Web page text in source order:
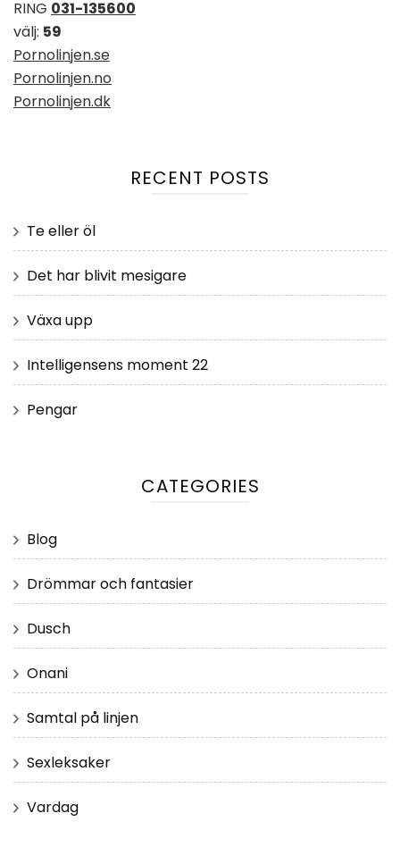
RING 031-135600
välj: 59
Pornolinjen.se
Pornolinjen.no
Pornolinjen.dk
RECENT POSTS
Te eller öl
Det har blivit mesigare
Växa upp
Intelligensens moment 22
Pengar
CATEGORIES
Blog
Drömmar och fantasier
Dusch
Onani
Samtal på linjen
Sexleksaker
Vardag